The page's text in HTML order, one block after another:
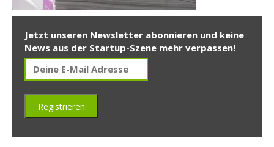
Jetzt unseren Newsletter abonnieren und keine
News aus der Startup-Szene mehr verpassen!